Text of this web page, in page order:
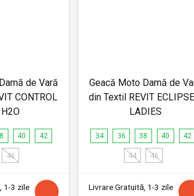
de Vară
CONTROL
40 42
46
1-3 zile
Geacă Moto Damă de
din Textil REVIT
LADIES
34 36 38 40 42
44 46
Livrare Gratuită, 1-3 zile